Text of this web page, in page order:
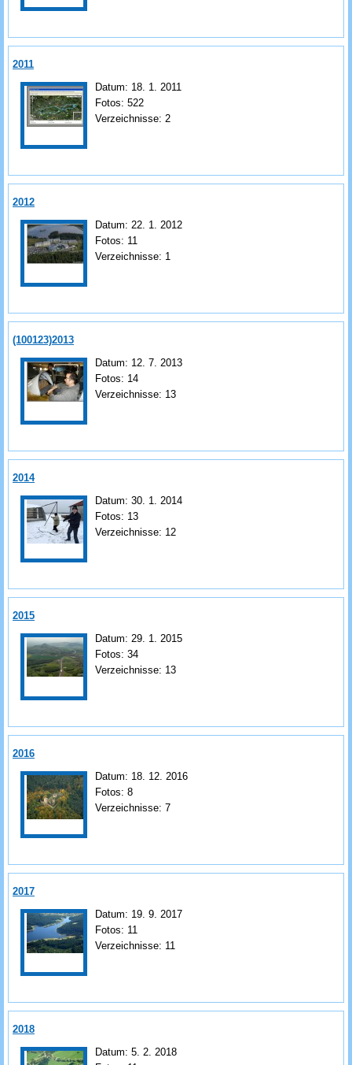
2011
Datum: 18. 1. 2011
Fotos: 522
Verzeichnisse: 2
2012
Datum: 22. 1. 2012
Fotos: 11
Verzeichnisse: 1
(100123)2013
Datum: 12. 7. 2013
Fotos: 14
Verzeichnisse: 13
2014
Datum: 30. 1. 2014
Fotos: 13
Verzeichnisse: 12
2015
Datum: 29. 1. 2015
Fotos: 34
Verzeichnisse: 13
2016
Datum: 18. 12. 2016
Fotos: 8
Verzeichnisse: 7
2017
Datum: 19. 9. 2017
Fotos: 11
Verzeichnisse: 11
2018
Datum: 5. 2. 2018